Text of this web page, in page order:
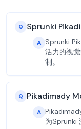
Q Sprunki
A Sprunki
活力的视
制。
Q Pikadimady
A
为Sprunki